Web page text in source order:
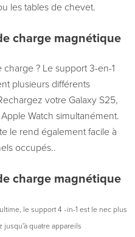
les tables de chevet.
charge magnétique
? Le support 3-en-1
plusieursdifférents
votre Galaxy S25,
Apple Watch simultanément.
le rend également facile à
occupés..
charge magnétique
le support 4 -in-1 est le nec plus
jusqu'à quatre appareils